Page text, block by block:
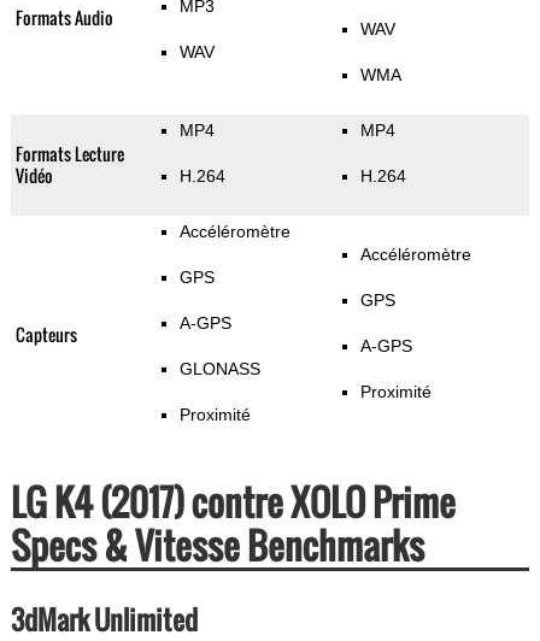
Formats Audio MP3
WAV
WAV
WMA
Formats Lecture
Vidéo
MP4
H.264
MP4
H.264
Capteurs
Accéléromètre
GPS
A-GPS
GLONASS
Proximité
Accéléromètre
GPS
A-GPS
Proximité
LG K4 (2017) contre XOLO Prime
Specs & Vitesse Benchmarks
3dMark Unlimited